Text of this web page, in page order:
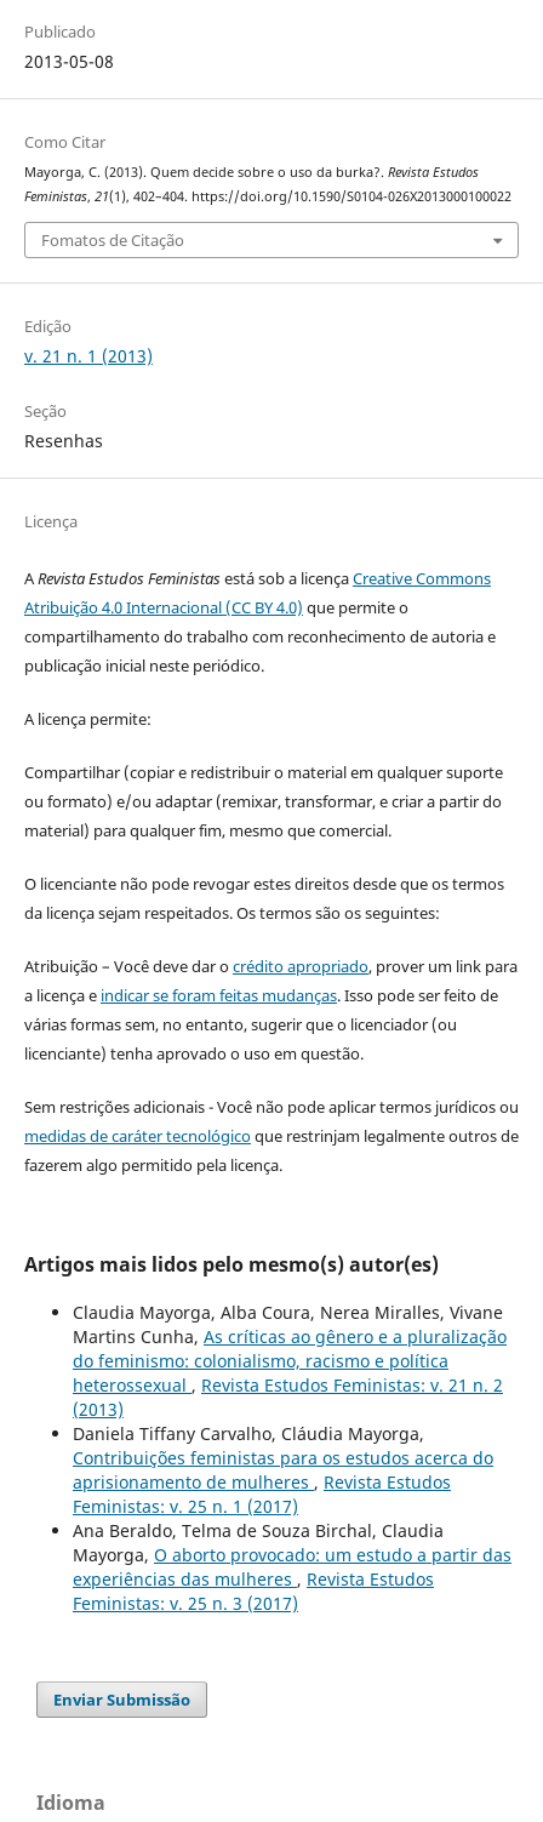
Publicado
2013-05-08
Como Citar
Mayorga, C. (2013). Quem decide sobre o uso da burka?. Revista Estudos
Feministas, 21(1), 402–404. https://doi.org/10.1590/S0104-026X2013000100022
Fomatos de Citação
Edição
v. 21 n. 1 (2013)
Seção
Resenhas
Licença
ARevista Estudos Feministasestá sob a licençaCreative Commons
Atribuição 4.0 Internacional (CC BY 4.0) que permite o
compartilhamento do trabalho com reconhecimento de autoria e
publicação inicial neste periódico.
A licença permite:
Compartilhar (copiar e redistribuir o material em qualquer suporte
ou formato) e/ou adaptar (remixar, transformar, e criar a partir do
material) para qualquer fim, mesmo que comercial.
O licenciante não pode revogar estes direitos desde que os termos
da licença sejam respeitados. Os termos são os seguintes:
Atribuição – Você deve dar ocrédito apropriado, prover um link para
a licença e indicar se foram feitas mudanças. Isso pode ser feito de
várias formas sem, no entanto, sugerir que o licenciador (ou
licenciante) tenha aprovado o uso em questão.
Sem restrições adicionais - Você não pode aplicar termos jurídicos ou
medidas de caráter tecnológicoque restrinjam legalmente outros de
fazerem algo permitido pela licença.
Artigos mais lidos pelo mesmo(s) autor(es)
Claudia Mayorga, Alba Coura, Nerea Miralles, Vivane
Martins Cunha, As críticas ao gênero e a pluralização
do feminismo: colonialismo, racismo e política
heterossexual , Revista Estudos Feministas: v. 21 n. 2
(2013)
Daniela Tiffany Carvalho, Cláudia Mayorga,
Contribuições feministas para os estudos acerca do
aprisionamento de mulheres , Revista Estudos
Feministas: v. 25 n. 1 (2017)
Ana Beraldo, Telma de Souza Birchal, Claudia
Mayorga, O aborto provocado: um estudo a partir das
experiências das mulheres , Revista Estudos
Feministas: v. 25 n. 3 (2017)
Enviar Submissão
Idioma